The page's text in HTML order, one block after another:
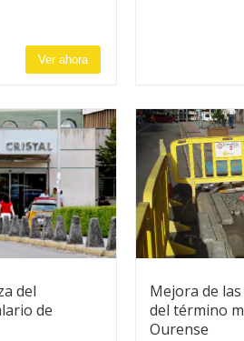
Ver ahora
del
de
Mejora de
del término
Ourense